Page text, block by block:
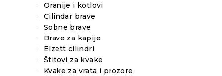
Oranije i kotlovi
Cilindar brave
Sobne brave
Brave za kapije
Elzett cilindri
Štitovi za kvake
Kvake za vrata i prozore